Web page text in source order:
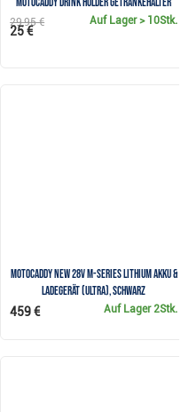
Auf Lager> 10Stk.
29,95 €
25 €
Motocaddy NEW 28V M-Series Lithium Akku &
Ladegerät (ULTRA), schwarz
Auf Lager2Stk.
459 €